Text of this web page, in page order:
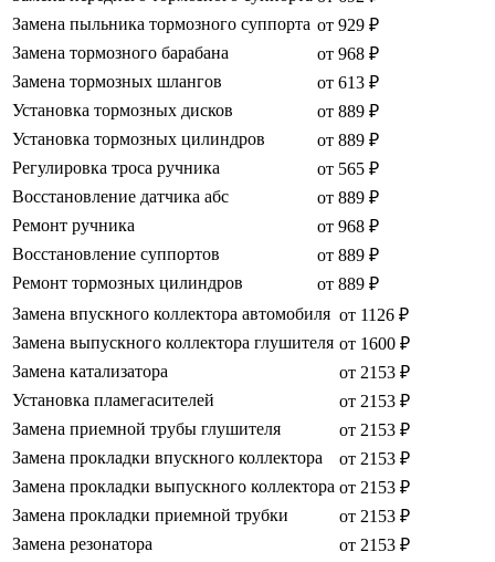
Замена пыльника тормозного суппорта от 929 ₽
Замена тормозного барабана
от 968 ₽
Замена тормозных шлангов
от 613 ₽
Установка тормозных дисков
от 889 ₽
Установка тормозных цилиндров
от 889 ₽
Регулировка троса ручника
от 565 ₽
Восстановление датчика абс
от 889 ₽
Ремонт ручника
от 968 ₽
Восстановление суппортов
от 889 ₽
Ремонт тормозных цилиндров
от 889 ₽
Замена впускного коллектора автомобиля от 1126 ₽
Замена выпускного коллектора глушителя от 1600 ₽
Замена катализатора
от 2153 ₽
Установка пламегасителей
от 2153 ₽
Замена приемной трубы глушителя
от 2153 ₽
Замена прокладки впускного коллектора
от 2153 ₽
Замена прокладки выпускного коллектора от 2153 ₽
Замена прокладки приемной трубки
от 2153 ₽
Замена резонатора
от 2153 ₽